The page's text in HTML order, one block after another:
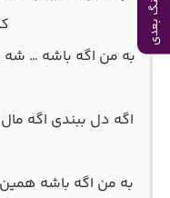
آهنگ بعدی
به من اگه باشه … شه
اگه دل ببندی اگه
به من اگه باشه